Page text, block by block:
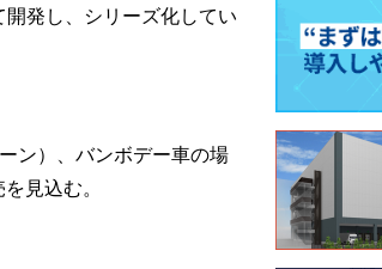
発し、シリーズ化してい
ン）、バンボデー車の場
見込む。